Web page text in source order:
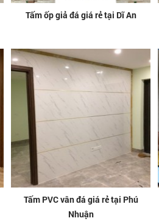
Tấm ốp giả đá giá rẻ tại Dĩ An
Tấm PVC vân đá giá rẻ tại Phú
Nhuận